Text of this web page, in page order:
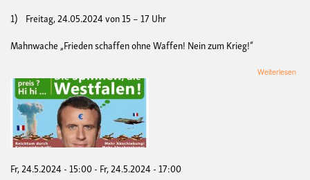
1) Freitag, 24.05.2024 von 15 – 17 Uhr
Mahnwache „Frieden schaffen ohne Waffen! Nein zum Krieg!“
Weiterlesen
Fr, 24.5.2024 - 15:00- Fr, 24.5.2024 - 17:00